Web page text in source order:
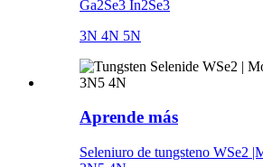
Ga2Se3 In2Se3
3N 4N 5N
Aprende más
Seleniuro de tungsteno WSe2